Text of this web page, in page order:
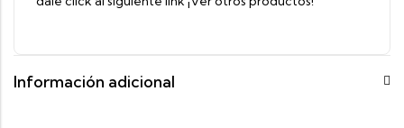
Información adicional